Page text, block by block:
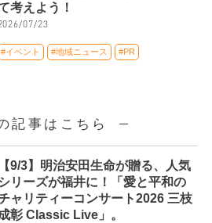
考えよう！
07/23
#イベント #地域ニュース #PR
記事はこちら
【9/3】明治安田生命が贈る、人気
リーズが福井に！「愛と平和の
ャリティーコンサート2026 三枝
彰 Classic Live」。